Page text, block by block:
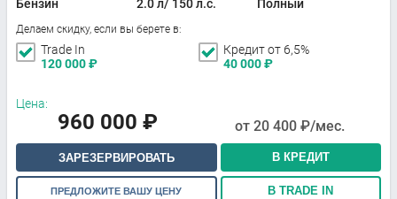
Бензин 2.0 л/ 150 л.с. Полный
Делаем скидку, если вы берете в:
Trade In
120 000₽
Кредит от 6,5%
40 000₽
Цена:
960 000 ₽ от 20 400 ₽/мес.
ЗАРЕЗЕРВИРОВАТЬ В КРЕДИТ
ПРЕДЛОЖИТЕ ВАШУ ЦЕНУ В TRADE IN